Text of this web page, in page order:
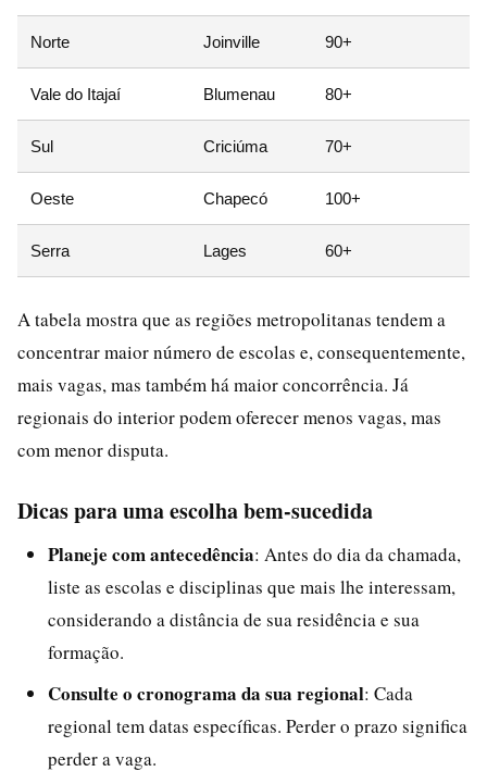
Norte Joinville 90+
Vale do Itajaí Blumenau 80+
Sul Criciúma 70+
Oeste Chapecó 100+
Serra Lages 60+
A tabela mostra que as regiões metropolitanas tendem a
concentrar maior número de escolas e, consequentemente,
mais vagas, mas também há maior concorrência. Já
regionais do interior podem oferecer menos vagas, mas
com menor disputa.
Dicas para uma escolha bem-sucedida
Planeje com antecedência: Antes do dia da chamada,
liste as escolas e disciplinas que mais lhe interessam,
considerando a distância de sua residência e sua
formação.
Consulte o cronograma da sua regional: Cada
regional tem datas específicas. Perder o prazo significa
perder a vaga.